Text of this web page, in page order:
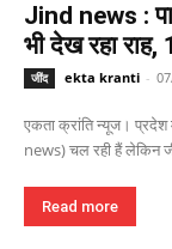
Jind news :
भी देख रहा
जींद ekta kranti -
एकता क्रांति न्यूज। प्रदेश
news) चल रही हैं लेकिन
Read more